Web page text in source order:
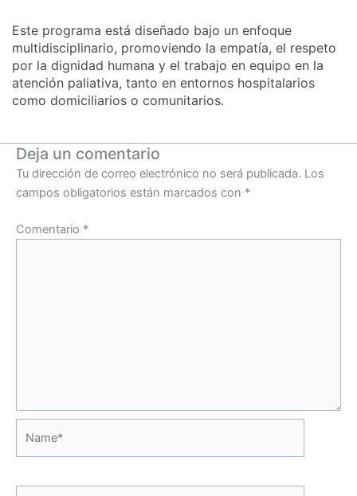
Este programa está diseñado bajo un enfoque
multidisciplinario, promoviendo la empatía, el respeto
por la dignidad humana y el trabajo en equipo en la
atención paliativa, tanto en entornos hospitalarios
como domiciliarios o comunitarios.
Deja un comentario
Tu dirección de correo electrónico no será publicada. Los
campos obligatorios están marcados con *
Comentario *